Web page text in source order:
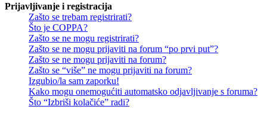
Prijavljivanje i registracija
Zašto se trebam registrirati?
Što je COPPA?
Zašto se ne mogu registrirati?
Zašto se ne mogu prijaviti na forum “po prvi put”?
Zašto se ne mogu prijaviti na forum?
Zašto se “više” ne mogu prijaviti na forum?
Izgubio/la sam zaporku!
Kako mogu onemogućiti automatsko odjavljivanje s foruma?
Što “Izbriši kolačiće” radi?